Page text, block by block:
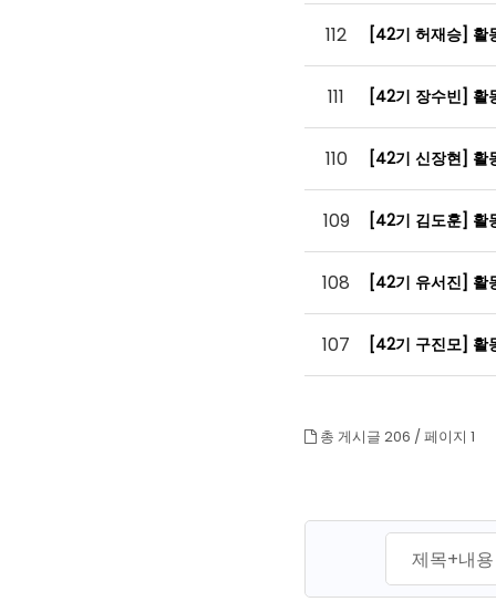
112 [42기 허재승] 활
111 [42기 장수빈] 활
110 [42기 신장현] 활
109 [42기 김도훈] 활
108 [42기 유서진] 활
107 [42기 구진모] 활
총 게시글 206 /페이지 1